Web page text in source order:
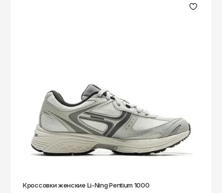
Кроссовки женские Li-Ning Pentium 1000
Южно-Сахалинск
Якутск
Ярославль